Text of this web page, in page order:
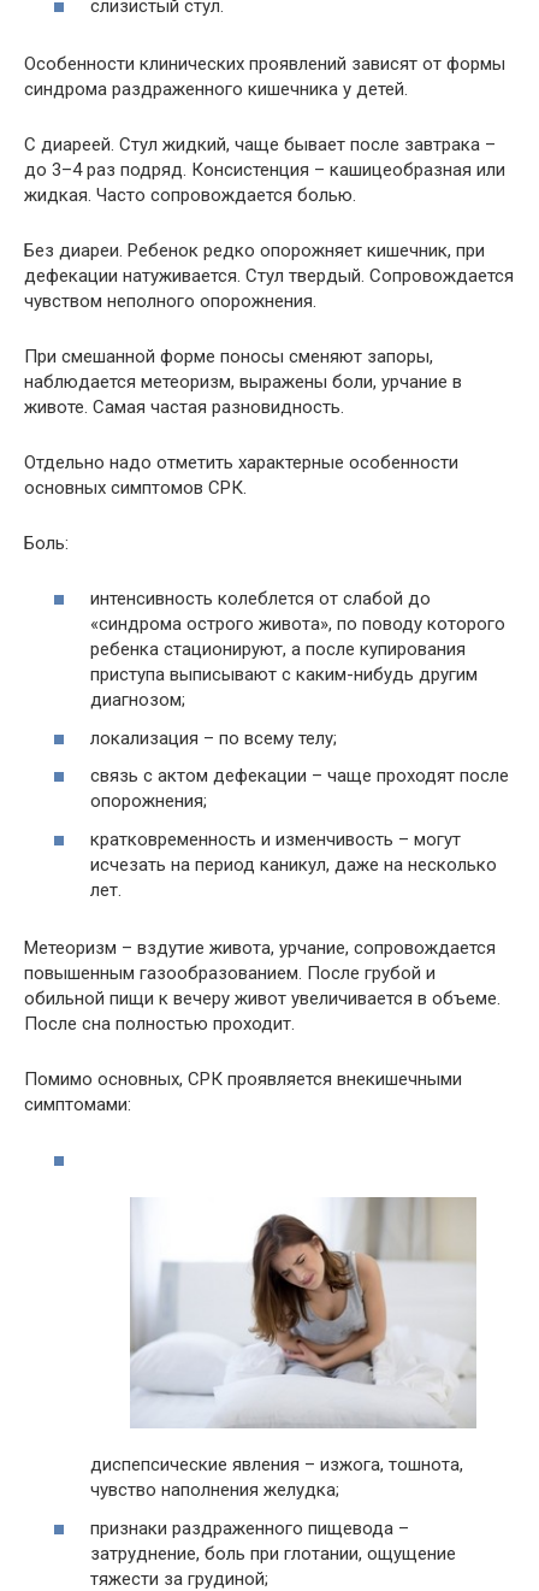
слизистый стул.
Особенности клинических проявлений зависят от формы
синдрома раздраженного кишечника у детей.
С диареей. Стул жидкий, чаще бывает после завтрака –
до 3–4 раз подряд. Консистенция – кашицеобразная или
жидкая. Часто сопровождается болью.
Без диареи. Ребенок редко опорожняет кишечник, при
дефекации натуживается. Стул твердый. Сопровождается
чувством неполного опорожнения.
При смешанной форме поносы сменяют запоры,
наблюдается метеоризм, выражены боли, урчание в
животе. Самая частая разновидность.
Отдельно надо отметить характерные особенности
основных симптомов СРК.
Боль:
интенсивность колеблется от слабой до
«синдрома острого живота», по поводу которого
ребенка стационируют, а после купирования
приступа выписывают с каким-нибудь другим
диагнозом;
локализация – по всему телу;
связь с актом дефекации – чаще проходят после
опорожнения;
кратковременность и изменчивость – могут
исчезать на период каникул, даже на несколько
лет.
Метеоризм – вздутие живота, урчание, сопровождается
повышенным газообразованием. После грубой и
обильной пищи к вечеру живот увеличивается в объеме.
После сна полностью проходит.
Помимо основных, СРК проявляется внекишечными
симптомами:
диспепсические явления – изжога, тошнота,
чувство наполнения желудка;
признаки раздраженного пищевода –
затруднение, боль при глотании, ощущение
тяжести за грудиной;